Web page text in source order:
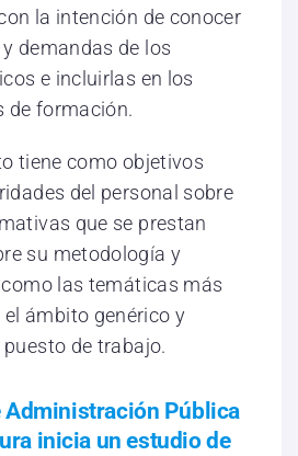
la intención de conocer
demandas de los
e incluirlas en los
de formación.
tiene como objetivos
del personal sobre
que se prestan
su metodología y
las temáticas más
ámbito genérico y
de trabajo.
Administración Pública
inicia un estudio de